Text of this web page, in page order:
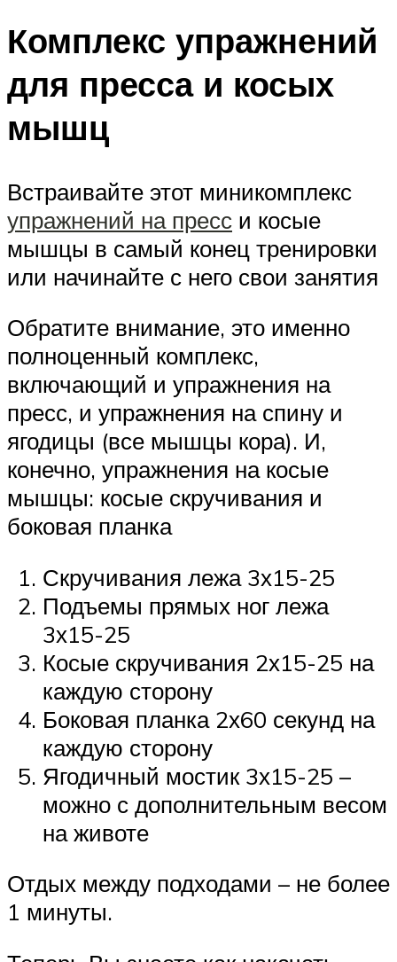
Комплекс упражнений
для пресса и косых
мышц
Встраивайте этот миникомплекс
упражнений на пресс и косые
мышцы в самый конец тренировки
или начинайте с него свои занятия
Обратите внимание, это именно
полноценный комплекс,
включающий и упражнения на
пресс, и упражнения на спину и
ягодицы (все мышцы кора). И,
конечно, упражнения на косые
мышцы: косые скручивания и
боковая планка
Скручивания лежа 3х15-25
Подъемы прямых ног лежа
3х15-25
Косые скручивания 2х15-25 на
каждую сторону
Боковая планка 2х60 секунд на
каждую сторону
Ягодичный мостик 3х15-25 –
можно с дополнительным весом
на животе
Отдых между подходами – не более
1 минуты.